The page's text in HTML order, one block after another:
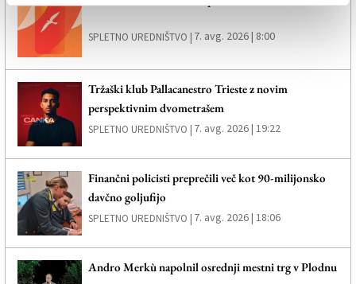
SPLETNO UREDNIŠTVO | 7. avg. 2026 | 8:00
Tržaški klub Pallacanestro Trieste z novim
perspektivnim dvometrašem
SPLETNO UREDNIŠTVO | 7. avg. 2026 | 19:22
Finančni policisti preprečili več kot 90-milijonsko
davčno goljufijo
SPLETNO UREDNIŠTVO | 7. avg. 2026 | 18:06
Andro Merkù napolnil osrednji mestni trg v Plodnu